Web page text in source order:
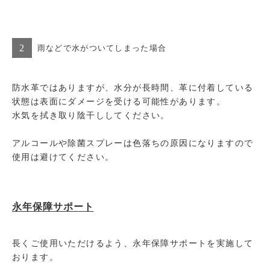
2 雨などで水がついてしまった場合
防水革ではありますが、水分が長時間、革に付着している
状態は表面にダメージを受ける可能性があります。
水気を拭き取り陰干ししてください。
アルコールや除菌スプレーは色落ちの原因になりますので
使用は避けてください。
永年保障サポート
長くご使用いただけるよう、永年保障サポートを実施して
おります。